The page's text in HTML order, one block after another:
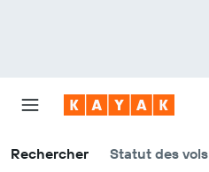
Rechercher Statut des vols